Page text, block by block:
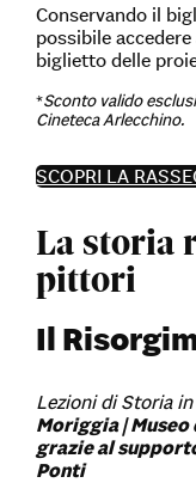
Conservando il
possibile accedere
biglietto delle
*Sconto valido
Cineteca Arlecchino.
SCOPRI LA
La storia
pittori
Il
Lezioni di Storia
Moriggia |
grazie al
Ponti